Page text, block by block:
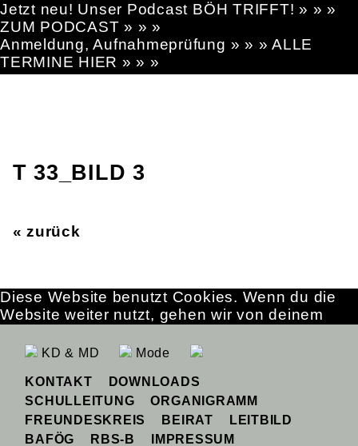
Jetzt neu! Unser Podcast BÖH TRIFFT! » » »
ZUM PODCAST » » »
Anmeldung, Aufnahmeprüfung » » » ALLE
TERMINE HIER » » »
T 33_BILD 3
« zurück
KD & MD Mode
KONTAKT
DOWNLOADS
SCHULLEITUNG
ORGANIGRAMM
FREUNDESKREIS
BEIRAT
LEITBILD
BAFÖG
RBS-B IMPRESSUM
Diese Website benutzt Cookies. Wenn du die
Website weiter nutzt, gehen wir von deinem